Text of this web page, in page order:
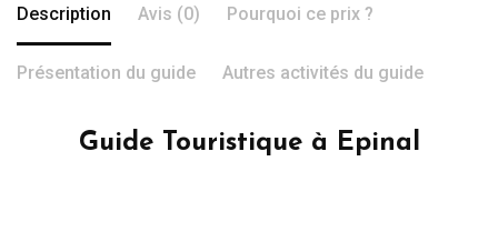
Description Avis (0) Pourquoi ce prix ?
Présentation du guide Autres activités du guide
Guide Touristique à Epinal